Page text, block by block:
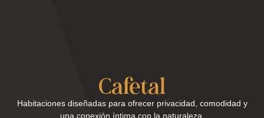
Cafetal
Habitaciones diseñadas para ofrecer privacidad, comodidad y
una conexión íntima con la naturaleza.